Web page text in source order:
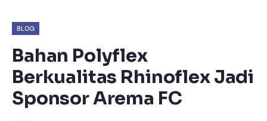
BLOG
Bahan Polyflex
Berkualitas Rhinoflex Jadi
Sponsor Arema FC